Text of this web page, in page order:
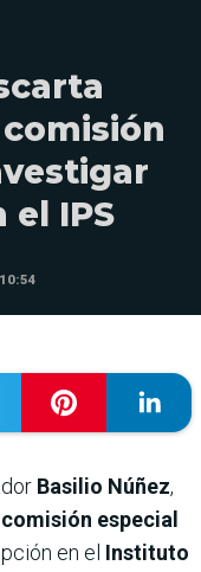
IPS
Basilio Núñez,
comisión especial
en el Instituto